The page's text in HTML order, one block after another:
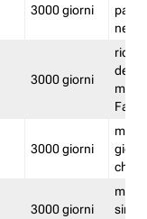
3000 giorni
3000 giorni
3000 giorni
3000 giorni